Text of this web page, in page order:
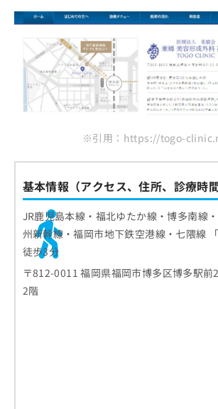
※引用：https://togo-
基本情報（アクセス、住所、診療時間
JR鹿児島本線・福北ゆたか線・博多南線
州新幹線・福岡市地下鉄空港線・七隈線
徒歩3分
〒812-0011 福岡県福岡市博多区博多駅
2階